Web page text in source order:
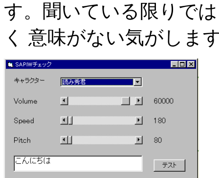
す。聞いている限りで
く 意味がない気がしま